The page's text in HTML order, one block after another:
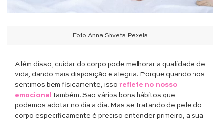
Foto Anna Shvets Pexels
Além disso, cuidar do corpo pode melhorar a qualidade de
vida, dando mais disposição e alegria. Porque quando nos
sentimos bem fisicamente, isso reflete no nosso
emocional também. São vários bons hábitos que
podemos adotar no dia a dia. Mas se tratando de pele do
corpo especificamente é preciso entender primeiro, a sua